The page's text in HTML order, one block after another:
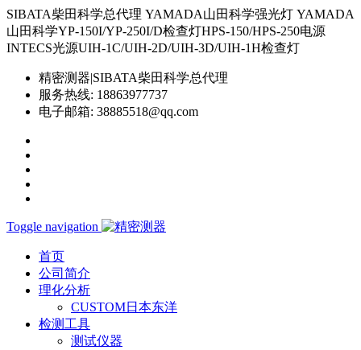
SIBATA柴田科学总代理 YAMADA山田科学强光灯 YAMADA
山田科学YP-150I/YP-250I/D检查灯HPS-150/HPS-250电源
INTECS光源UIH-1C/UIH-2D/UIH-3D/UIH-1H检查灯
精密测器|SIBATA柴田科学总代理
服务热线: 18863977737
电子邮箱: 38885518@qq.com
Toggle navigation
首页
公司简介
理化分析
CUSTOM日本东洋
检测工具
测试仪器